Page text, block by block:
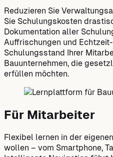
Reduzieren Sie
Sie Schulungskosten
Dokumentation aller
Auffrischungen und
Schulungsstand Ihrer
Bauunternehmen, die
erfüllen möchten.
Für Mitarbeiter
Flexibel lernen in der
wollen – vom Smartphone,